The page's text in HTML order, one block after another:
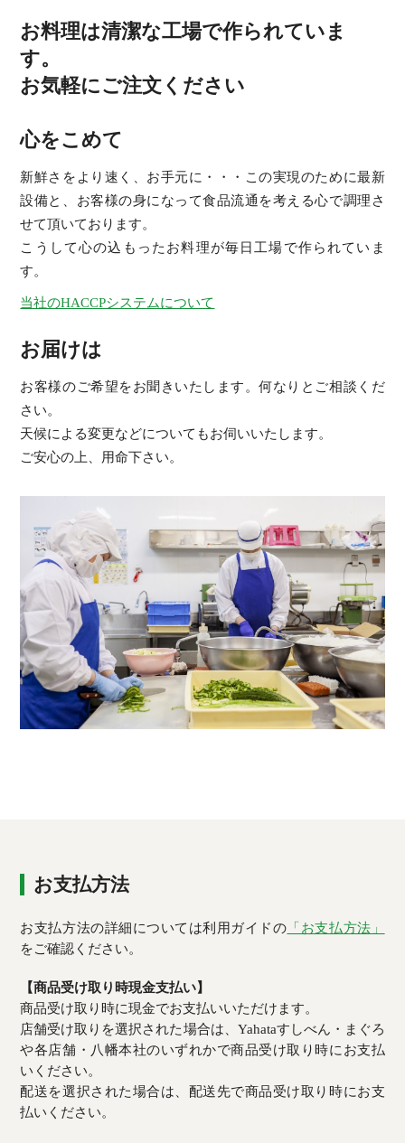
お料理は清潔な工場で作られていま
す。
お気軽にご注文ください
心をこめて
新鮮さをより速く、お手元に・・・この実現のために最新
設備と、お客様の身になって食品流通を考える心で調理さ
せて頂いております。
こうして心の込もったお料理が毎日工場で作られていま
す。
当社のHACCPシステムについて
お届けは
お客様のご希望をお聞きいたします。何なりとご相談くだ
さい。
天候による変更などについてもお伺いいたします。
ご安心の上、用命下さい。
お支払方法
お支払方法の詳細については利用ガイドの 「お支払方法」
をご確認ください。
【商品受け取り時現金支払い】
商品受け取り時に現金でお支払いいただけます。
店舗受け取りを選択された場合は、Yahataすしべん・まぐろ
や各店舗・八幡本社のいずれかで商品受け取り時にお支払
いください。
配送を選択された場合は、配送先で商品受け取り時にお支
払いください。